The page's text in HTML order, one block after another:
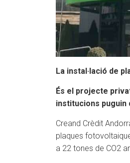
La instal·lació de
És el projecte
institucions puguin
Creand Crèdit
plaques
a 22 tones de CO2